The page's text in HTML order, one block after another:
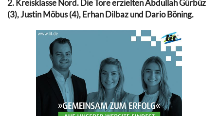
2. Kreisklasse Nord. Die Tore erzielten Abdullah Gürbüz
(3), Justin Möbus (4), Erhan Dilbaz und Dario Böning.